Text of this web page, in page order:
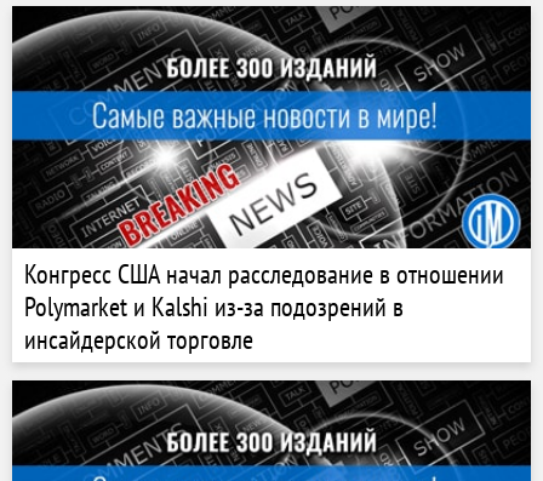
Конгресс США начал расследование в отношении
Polymarket и Kalshi из-за подозрений в
инсайдерской торговле